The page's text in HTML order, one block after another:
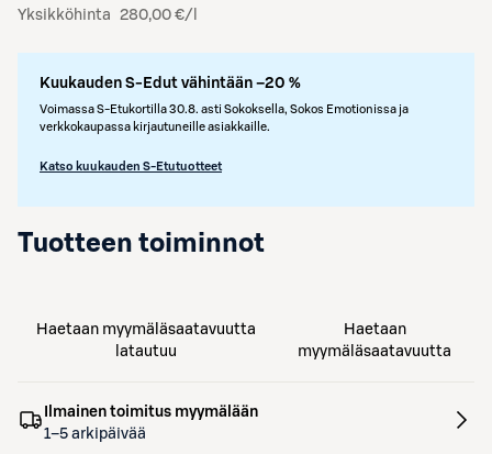
Yksikköhinta 280,00 €/l
Kuukauden S-Edut vähintään –20 %
Voimassa S-Etukortilla 30.8. asti Sokoksella, Sokos Emotionissa ja
verkkokaupassa kirjautuneille asiakkaille.
Katso kuukauden S-Etutuotteet
Tuotteen toiminnot
Haetaan myymäläsaatavuutta
latautuu
Haetaan
myymäläsaatavuutta
Ilmainen toimitus myymälään
1–5 arkipäivää